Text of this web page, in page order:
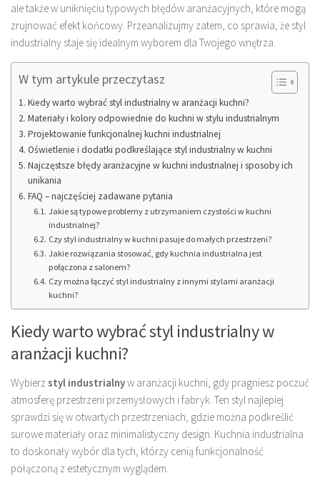
ale także w uniknięciu typowych błędów aranżacyjnych, które mogą
zrujnować efekt końcowy. Przeanalizujmy zatem, co sprawia, że styl
industrialny staje się idealnym wyborem dla Twojego wnętrza.
W tym artykule przeczytasz
Kiedy warto wybrać styl industrialny w aranżacji kuchni?
Materiały i kolory odpowiednie do kuchni w stylu industrialnym
Projektowanie funkcjonalnej kuchni industrialnej
Oświetlenie i dodatki podkreślające styl industrialny w kuchni
Najczęstsze błędy aranżacyjne w kuchni industrialnej i sposoby ich
unikania
FAQ – najczęściej zadawane pytania
Jakie są typowe problemy z utrzymaniem czystości w kuchni
industrialnej?
Czy styl industrialny w kuchni pasuje do małych przestrzeni?
Jakie rozwiązania stosować, gdy kuchnia industrialna jest
połączona z salonem?
Czy można łączyć styl industrialny z innymi stylami aranżacji
kuchni?
Kiedy warto wybrać styl industrialny w
aranżacji kuchni?
Wybierz styl industrialnyw aranżacji kuchni, gdy pragniesz poczuć
atmosferę przestrzeni przemysłowych i fabryk. Ten styl najlepiej
sprawdzi się w otwartych przestrzeniach, gdzie można podkreślić
surowe materiały oraz minimalistyczny design. Kuchnia industrialna
to doskonały wybór dla tych, którzy cenią funkcjonalność
połączoną z estetycznym wyglądem.